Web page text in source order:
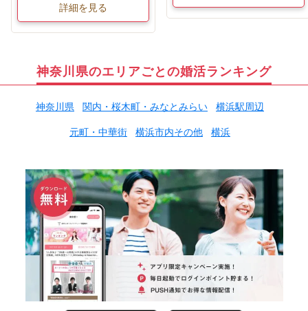
詳細を見る
神奈川県のエリアごとの婚活ランキング
神奈川県 関内・桜木町・みなとみらい 横浜駅周辺
元町・中華街 横浜市内その他 横浜